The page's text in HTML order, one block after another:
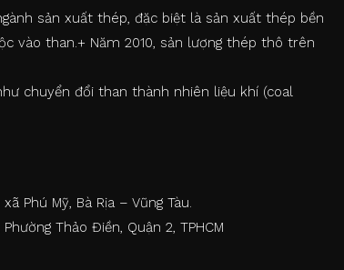
sản xuất thép, đặc biệt là sản xuất thép bền
vào than.+ Năm 2010, sản lượng thép thô trên
chuyển đổi than thành nhiên liệu khí (coal
Phú Mỹ, Bà Rịa – Vũng Tàu.
Thảo Điền, Quận 2, TPHCM